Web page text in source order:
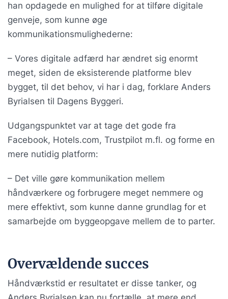
han opdagede en mulighed for at tilføre digitale
genveje, som kunne øge
kommunikationsmulighederne:
– Vores digitale adfærd har ændret sig enormt
meget, siden de eksisterende platforme blev
bygget, til det behov, vi har i dag, forklare Anders
Byrialsen til Dagens Byggeri.
Udgangspunktet var at tage det gode fra
Facebook, Hotels.com, Trustpilot m.fl. og forme en
mere nutidig platform:
– Det ville gøre kommunikation mellem
håndværkere og forbrugere meget nemmere og
mere effektivt, som kunne danne grundlag for et
samarbejde om byggeopgave mellem de to parter.
Overvældende succes
Håndværkstid er resultatet er disse tanker, og